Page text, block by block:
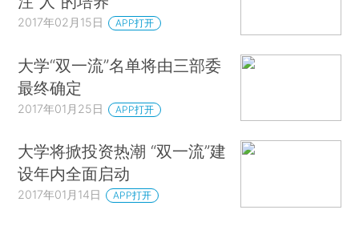
2017年02月15日 APP打开
大学“双一流”名单将由三部委
最终确定
2017年01月25日 APP打开
大学将掀投资热潮 “双一流”建
设年内全面启动
2017年01月14日 APP打开